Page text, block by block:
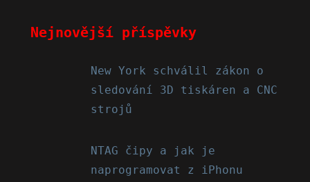
Nejnovější příspěvky
New York schválil zákon o
sledování 3D tiskáren a CNC
strojů
NTAG čipy a jak je
naprogramovat z iPhonu